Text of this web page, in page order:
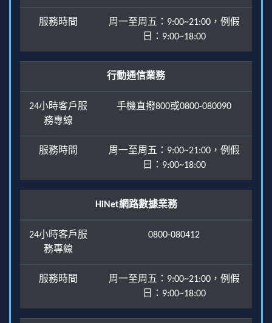
服務時間
周一至周五：9:00~21:00，例假
日：9:00~18:00
行動通信業務
24小時客戶服
務專線
手機直撥800或0800-080090
服務時間
周一至周五：9:00~21:00，例假
日：9:00~18:00
HiNet網路數據業務
24小時客戶服
務專線
0800-080412
服務時間
周一至周五：9:00~21:00，例假
日：9:00~18:00